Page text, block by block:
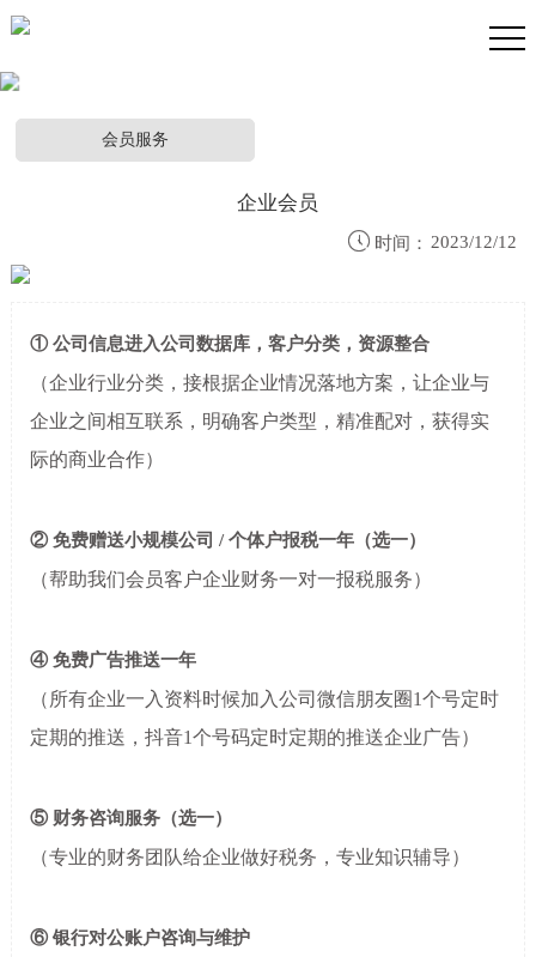
会员服务
企业会员
 时间： 2023/12/12
① 公司信息进入公司数据库，客户分类，资源整合
（企业行业分类，接根据企业情况落地方案，让企业与
企业之间相互联系，明确客户类型，精准配对，获得实
际的商业合作）
② 免费赠送小规模公司 / 个体户报税一年（选一）
（帮助我们会员客户企业财务一对一报税服务）
④ 免费广告推送一年
（所有企业一入资料时候加入公司微信朋友圈1个号定时
定期的推送，抖音1个号码定时定期的推送企业广告）
⑤ 财务咨询服务（选一）
（专业的财务团队给企业做好税务，专业知识辅导）
⑥ 银行对公账户咨询与维护